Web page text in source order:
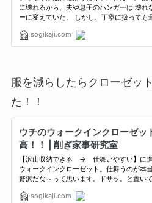
服を減らしたらクローゼッ
た！！